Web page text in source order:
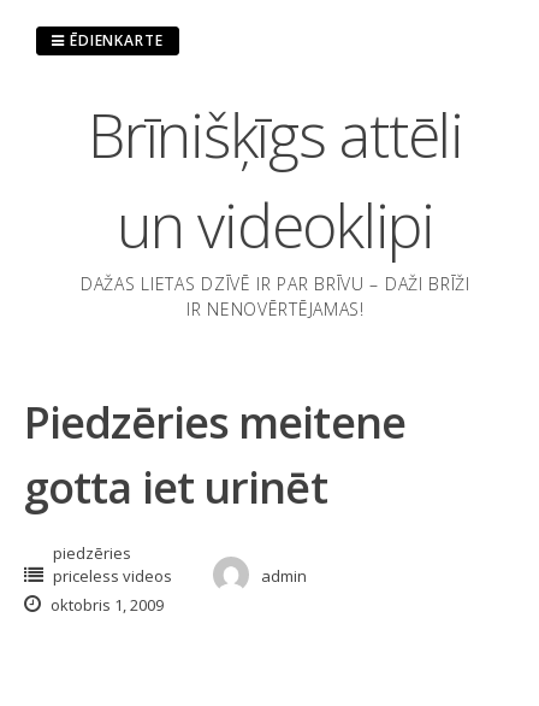
Brīnišķīgs attēli
un videoklipi
DAŽAS LIETAS DZĪVĒ IR PAR BRĪVU – DAŽI BRĪŽI
IR NENOVĒRTĒJAMAS!
ĒDIENKARTE
Piedzēries meitene
gotta iet urinēt
piedzēries
priceless videos
admin
oktobris 1, 2009